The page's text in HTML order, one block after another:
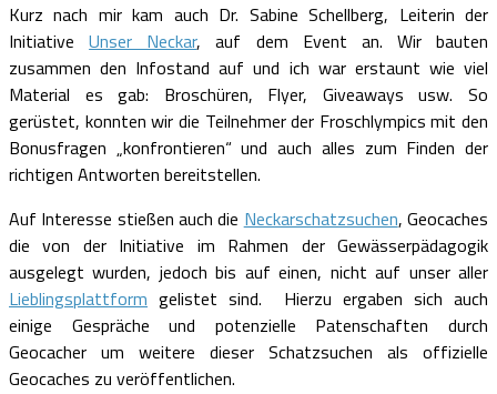
Kurz nach mir kam auch Dr. Sabine Schellberg, Leiterin der
InitiativeUnser Neckar, auf dem Event an. Wir bauten
zusammen den Infostand auf und ich war erstaunt wie viel
Material es gab: Broschüren, Flyer, Giveaways usw. So
gerüstet, konnten wir die Teilnehmer der Froschlympics mit den
Bonusfragen „konfrontieren“ und auch alles zum Finden der
richtigen Antworten bereitstellen.
Auf Interesse stießen auch die Neckarschatzsuchen, Geocaches
die von der Initiative im Rahmen der Gewässerpädagogik
ausgelegt wurden, jedoch bis auf einen, nicht auf unser aller
Lieblingsplattform gelistet sind. Hierzu ergaben sich auch
einige Gespräche und potenzielle Patenschaften durch
Geocacher um weitere dieser Schatzsuchen als offizielle
Geocaches zu veröffentlichen.